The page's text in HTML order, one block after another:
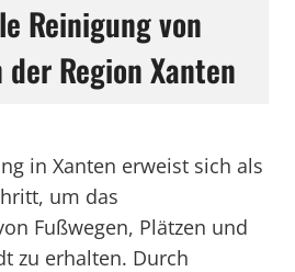
Reinigung von
der Region Xanten
in Xanten erweist sich als
um das
Fußwegen, Plätzen und
zu erhalten. Durch